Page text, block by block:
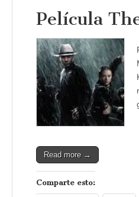
Película
Read more →
Comparte esto: